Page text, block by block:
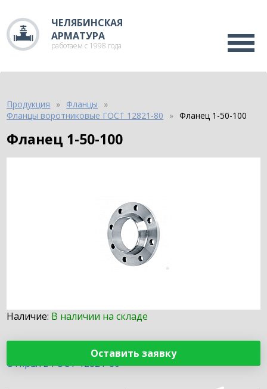
ЧЕЛЯБИНСКАЯ
АРМАТУРА
работаем с 1998 года
Продукция
Фланцы
Фланцы воротниковые ГОСТ 12821-80
Фланец 1-50-100
Фланец 1-50-100
Наличие: В наличии на складе
Оставить заявку
Открыть ГОСТ 12821-80